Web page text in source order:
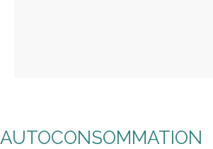
AUTOCONSOMMATION